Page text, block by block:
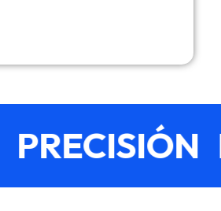
PRECISIÓN